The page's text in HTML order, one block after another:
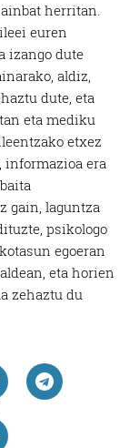
herritan.
euren
izango dute
aldiz,
dute, eta
eta mediku
etxez
informazioa era
gain, laguntza
psikologo
egoeran
eta horien
zehaztu du